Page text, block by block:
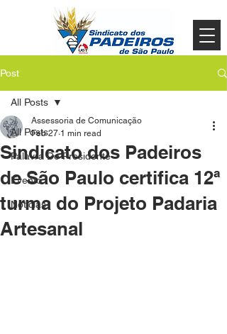
Post
All Posts
Palavra Do Presidente
Evento
Noticias
All Posts
Sindicato dos Padeiros
de São Paulo certifica 12ª
turma do Projeto Padaria
Artesanal
Assessoria de Comunicação
Feb 27 1 min read